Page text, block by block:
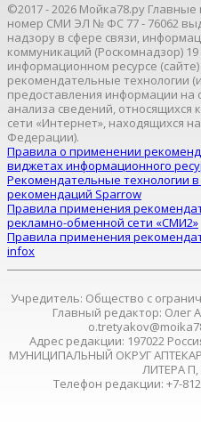
©2017 - 2026 Мойка78.ру
номер СМИ ЭЛ № ФС 77 - 76062
надзору в сфере связи,
коммуникаций (Роскомнадзор)
информационном ресурсе
рекомендательные технологии
предоставления информации на
анализа сведений, относящихся
сети «Интернет», находящихся
Федерации).
Правила о применении
виджетах информационного
Рекомендательные технологии
рекомендаций Sparrow
Правила применения
рекламно-обменной сети «СМИ2»
Правила применения
infox
Учредитель: Общество с
Главный редактор: Олег
Адрес редакции: 197022
МУНИЦИПАЛЬНЫЙ ОКРУГ
ЛИТЕРА
Телефон редакции: +7-